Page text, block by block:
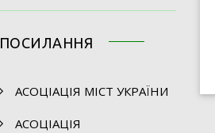
ПОСИЛАННЯ
АСОЦІАЦІЯ МІСТ УКРАЇНИ
АСОЦІАЦІЯ